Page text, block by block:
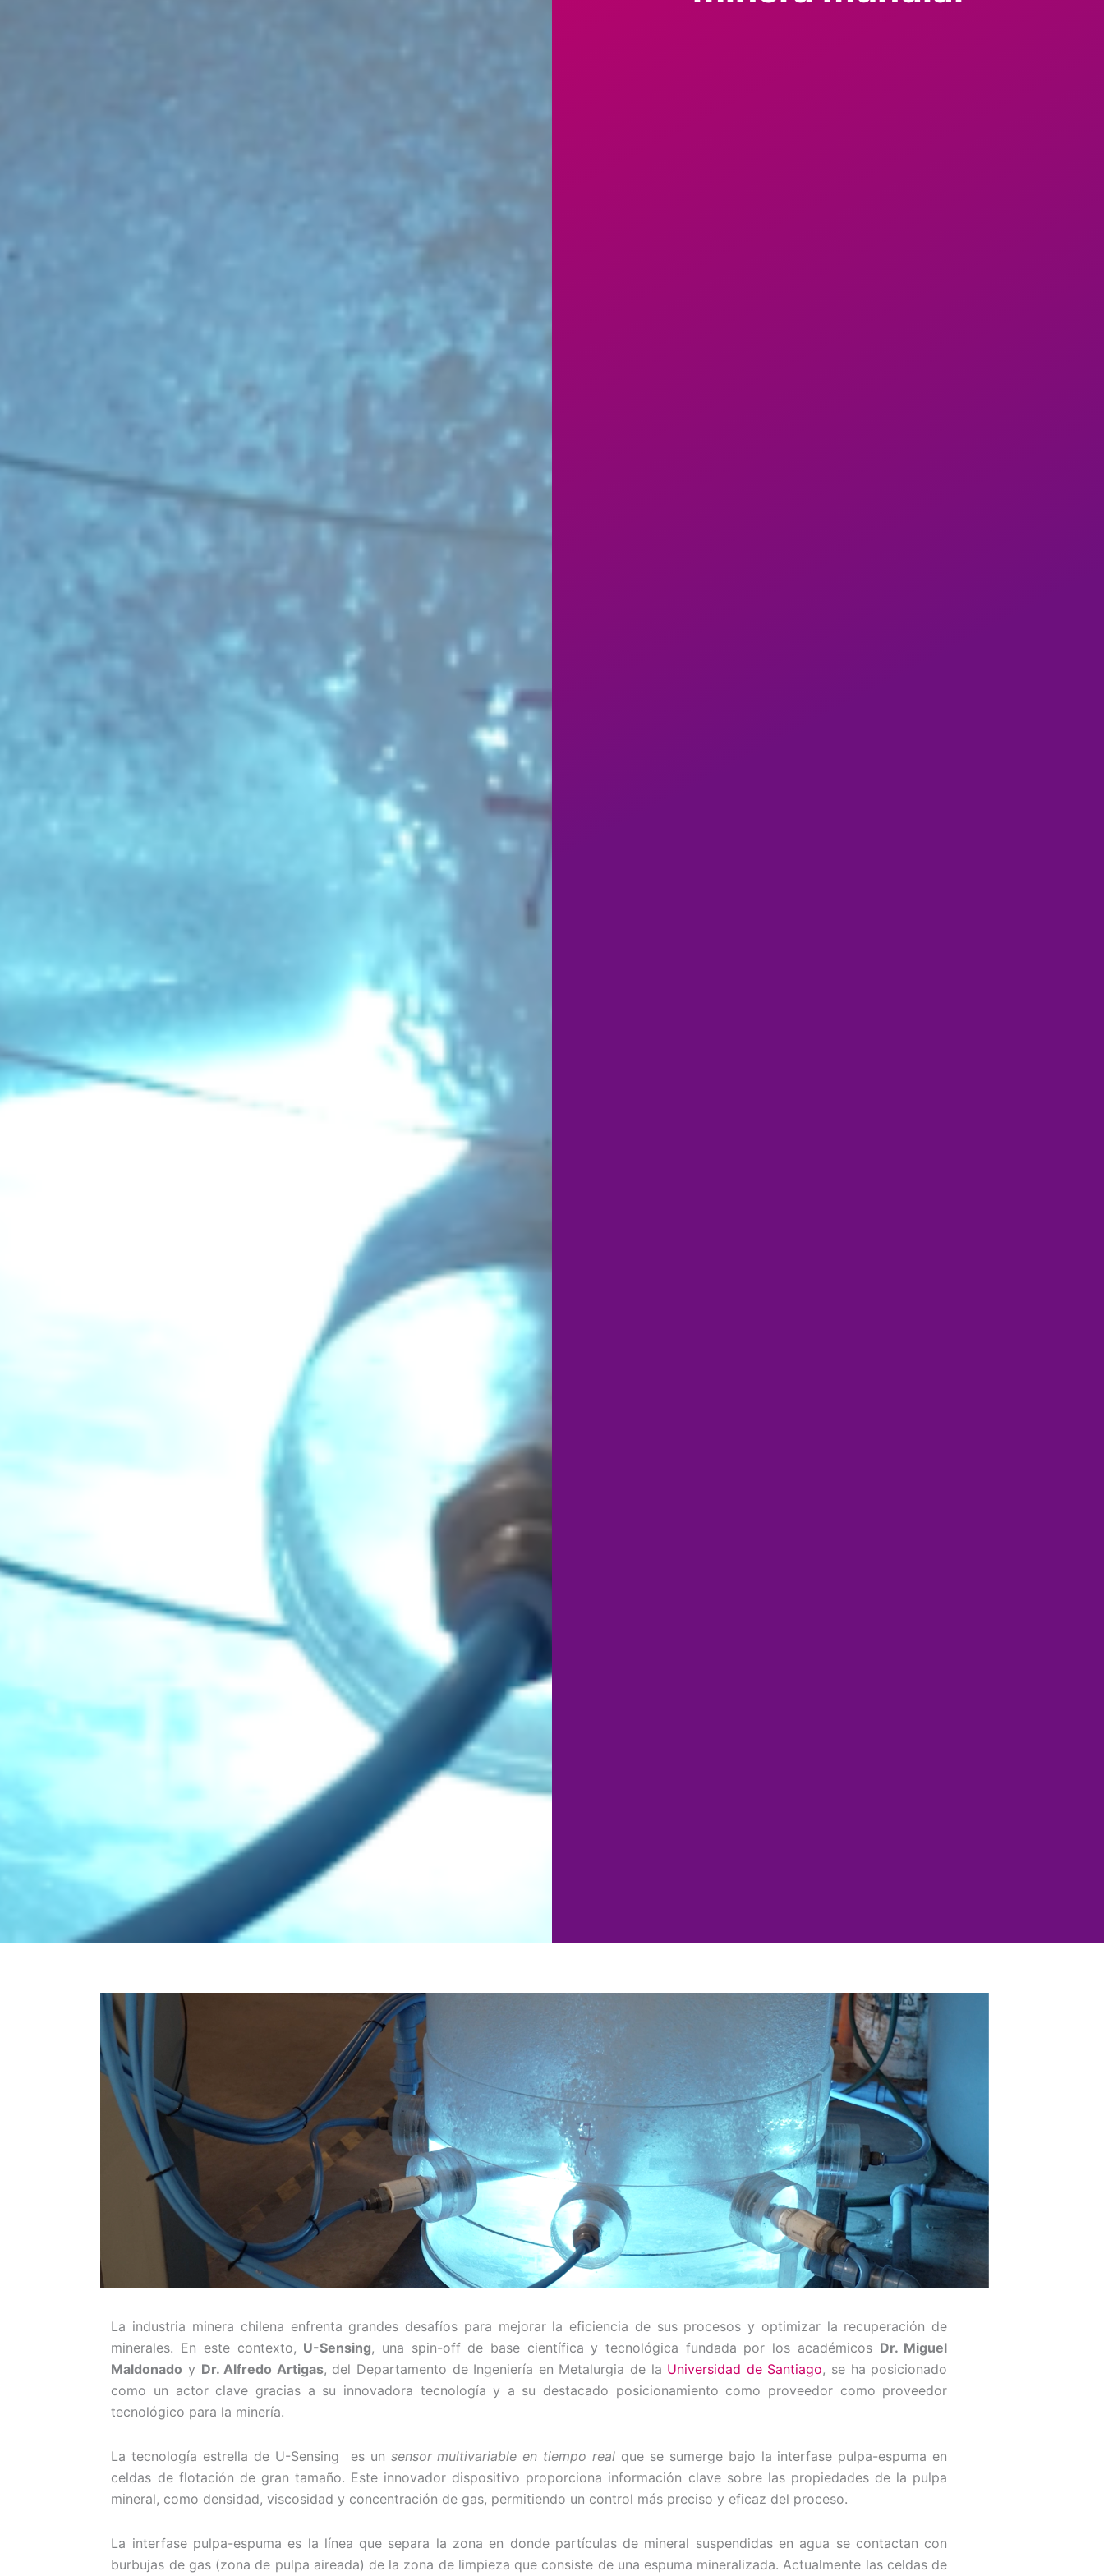
La industria minera chilena enfrenta grandes desafíos para mejorar la eficiencia de sus procesos y optimizar la recuperación de
minerales. En este contexto, U-Sensing, una spin-off de base científica y tecnológica fundada por los académicos Dr. Miguel
Maldonado y Dr. Alfredo Artigas, del Departamento de Ingeniería en Metalurgia de la Universidad de Santiago, se ha posicionado
como un actor clave gracias a su innovadora tecnología y a su destacado posicionamiento como proveedor como proveedor
tecnológico para la minería.
La tecnología estrella de U-Sensing es un sensor multivariable en tiempo real que se sumerge bajo la interfase pulpa-espuma en
celdas de flotación de gran tamaño. Este innovador dispositivo proporciona información clave sobre las propiedades de la pulpa
mineral, como densidad, viscosidad y concentración de gas, permitiendo un control más preciso y eficaz del proceso.
La interfase pulpa-espuma es la línea que separa la zona en donde partículas de mineral suspendidas en agua se contactan con
burbujas de gas (zona de pulpa aireada) de la zona de limpieza que consiste de una espuma mineralizada. Actualmente las celdas de